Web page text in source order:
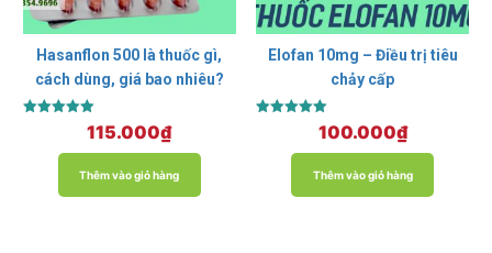
Hasanflon 500 là thuốc gì,
cách dùng, giá bao nhiêu?
5.00
115.000₫
Thêm vào giỏ hàng
Elofan 10mg – Điều trị tiêu
chảy cấp
Được xếp
5.00
100.000₫
Thêm vào giỏ hàng